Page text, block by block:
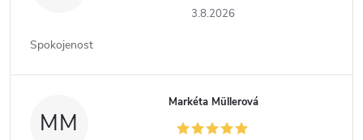
3.8.2026
Spokojenost
MM
Markéta Müllerová